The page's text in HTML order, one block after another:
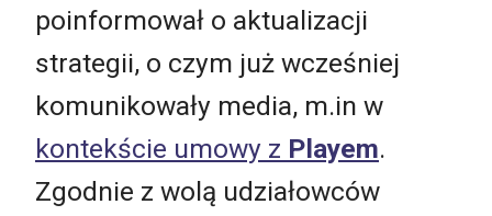
poinformował o aktualizacji
strategii, o czym już wcześniej
komunikowały media, m.in w
kontekście umowy z Playem.
Zgodnie z wolą udziałowców